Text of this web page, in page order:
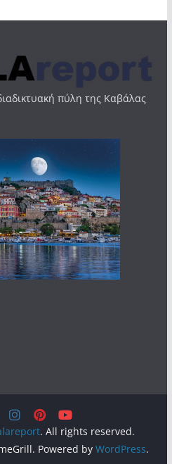
πύλη της Καβάλας
. All rights reserved.
Powered by WordPress.